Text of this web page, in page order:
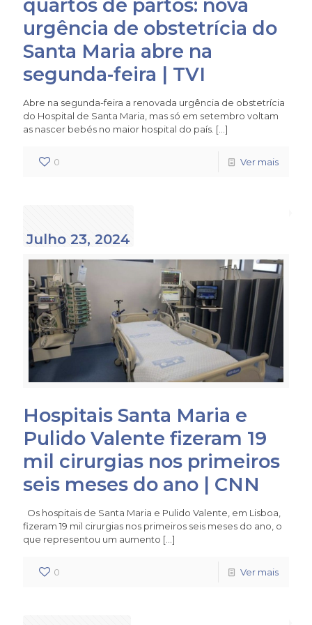
quartos de partos: nova
urgência de obstetrícia do
Santa Maria abre na
segunda-feira | TVI
Abre na segunda-feira a renovada urgência de obstetrícia
do Hospital de Santa Maria, mas só em setembro voltam
as nascer bebés no maior hospital do país. […]
0 Ver mais
Julho 23, 2024
Hospitais Santa Maria e
Pulido Valente fizeram 19
mil cirurgias nos primeiros
seis meses do ano | CNN
Os hospitais de Santa Maria e Pulido Valente, em Lisboa,
fizeram 19 mil cirurgias nos primeiros seis meses do ano, o
que representou um aumento […]
0 Ver mais